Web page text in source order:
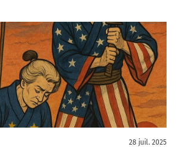
28 juil. 2025